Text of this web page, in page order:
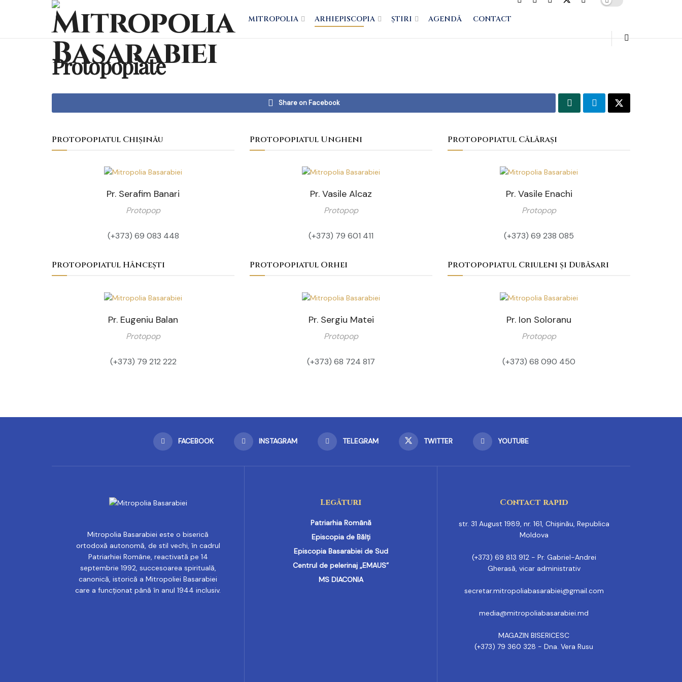
MITROPOLIA ARHIEPISCOPIA ȘTIRI AGENDĂ CONTACT
Protopopiate
Share on Facebook
Protopopiatul Chișinău
Pr. Serafim Banari
Protopop
(+373) 69 083 448‬
Protopopiatul Ungheni
Pr. Vasile Alcaz
Protopop
(+373) 79 601 411
Protopopiatul Călărași
Pr. Vasile Enachi
Protopop
(+373) 69 238 085‬
Protopopiatul Hâncești
Pr. Eugeniu Balan
Protopop
(+373) ‭79 212 222‬
Protopopiatul Orhei
Pr. Sergiu Matei
Protopop
(+373) 68 724 817
Protopopiatul Criuleni și Dubăsari
Pr. Ion Soloranu
Protopop
(+373) 68 090 450
FACEBOOK INSTAGRAM TELEGRAM TWITTER YOUTUBE
Mitropolia Basarabiei este o biserică
ortodoxă autonomă, de stil vechi, în cadrul
Patriarhiei Române, reactivată pe 14
septembrie 1992, succesoarea spirituală,
canonică, istorică a Mitropoliei Basarabiei
care a funcționat până în anul 1944 inclusiv.
Legături
Patriarhia Română
Episcopia de Bălți
Episcopia Basarabiei de Sud
Centrul de pelerinaj „EMAUS”
MS DIACONIA
Contact rapid
str. 31 August 1989, nr. 161, Chișinău, Republica
Moldova
(+373) 69 813 912 - Pr. Gabriel-Andrei
Gherasă, vicar administrativ
secretar.mitropoliabasarabiei@gmail.com
media@mitropoliabasarabiei.md
MAGAZIN BISERICESC
(+373) 79 360 328 - Dna. Vera Rusu